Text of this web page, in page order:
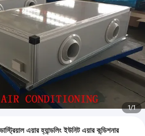
1/1
এয়ার হ্যান্ডলিং ইউনিট এয়ার কন্ডিশনার